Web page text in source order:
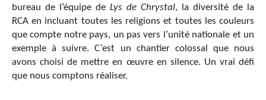
bureau de l’équipe de Lys de Chrystal, la diversité de la
RCA en incluant toutes les religions et toutes les couleurs
que compte notre pays, un pas vers l’unité nationale et un
exemple à suivre. C’est un chantier colossal que nous
avons choisi de mettre en œuvre en silence. Un vrai défi
que nous comptons réaliser.